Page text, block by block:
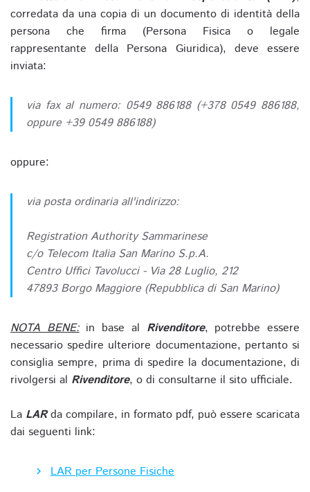
corredata da una copia di un documento di identità della
persona che firma (Persona Fisica o legale
rappresentante della Persona Giuridica), deve essere
inviata:
via fax al numero: 0549 886188 (+378 0549 886188,
oppure +39 0549 886188)
oppure:
via posta ordinaria all'indirizzo:
Registration Authority Sammarinese
c/o Telecom Italia San Marino S.p.A.
Centro Uffici Tavolucci - Via 28 Luglio, 212
47893 Borgo Maggiore (Repubblica di San Marino)
NOTA BENE:in base al Rivenditore, potrebbe essere
necessario spedire ulteriore documentazione, pertanto si
consiglia sempre, prima di spedire la documentazione, di
rivolgersi al Rivenditore, o di consultarne il sito ufficiale.
La LARda compilare, in formato pdf, può essere scaricata
dai seguenti link:
LAR per Persone Fisiche